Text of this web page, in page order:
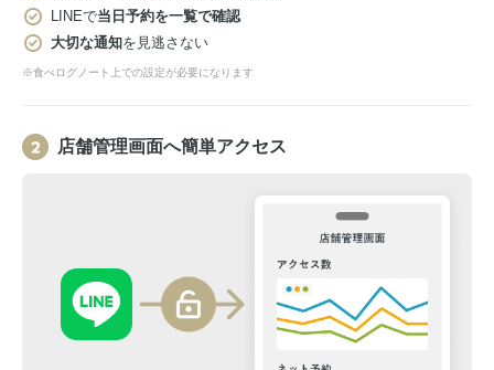
LINEで当日予約を一覧で確認
大切な通知を見逃さない
※食べログノート上での設定が必要になります
店舗管理画面へ簡単アクセス